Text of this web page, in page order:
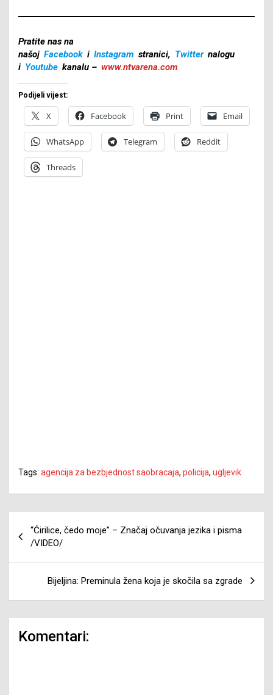
Pratite nas na
našoj Facebook i Instagram stranici, Twitter nalogu
i Youtube kanalu – www.ntvarena.com
Podijeli vijest:
X Facebook Print Email
WhatsApp Telegram Reddit
Threads
Tags: agencija za bezbjednost saobracaja, policija, ugljevik
Navigacija
članaka
“Ćirilice, čedo moje” – Značaj očuvanja jezika i pisma
/VIDEO/
Bijeljina: Preminula žena koja je skočila sa zgrade
Komentari: